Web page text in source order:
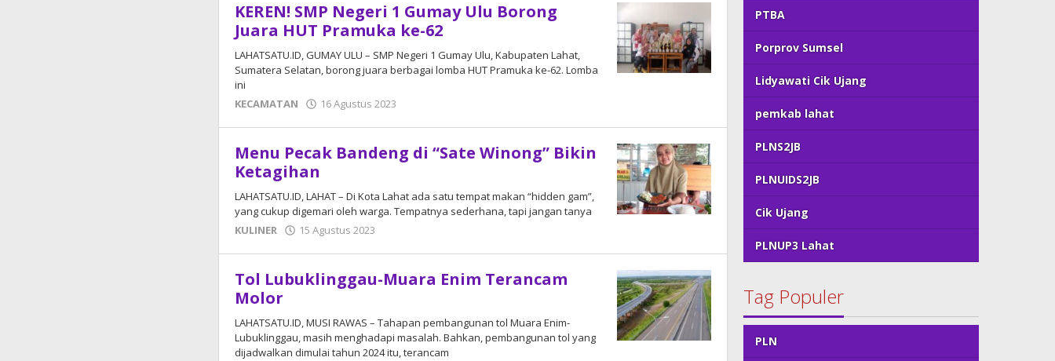
KEREN! SMP Negeri 1 Gumay Ulu Borong
Juara HUT Pramuka ke-62
LAHATSATU.ID, GUMAY ULU – SMP Negeri 1 Gumay Ulu, Kabupaten Lahat,
Sumatera Selatan, borong juara berbagai lomba HUT Pramuka ke-62. Lomba
ini
KECAMATAN
16 Agustus 2023
Menu Pecak Bandeng di “Sate Winong” Bikin
Ketagihan
LAHATSATU.ID, LAHAT – Di Kota Lahat ada satu tempat makan “hidden gam”,
yang cukup digemari oleh warga. Tempatnya sederhana, tapi jangan tanya
KULINER
15 Agustus 2023
Tol Lubuklinggau-Muara Enim Terancam
Molor
LAHATSATU.ID, MUSI RAWAS – Tahapan pembangunan tol Muara Enim-
Lubuklinggau, masih menghadapi masalah. Bahkan, pembangunan tol yang
dijadwalkan dimulai tahun 2024 itu, terancam
PTBA
Porprov Sumsel
Lidyawati Cik Ujang
pemkab lahat
PLNS2JB
PLNUIDS2JB
Cik Ujang
PLNUP3 Lahat
Tag Populer
PLN